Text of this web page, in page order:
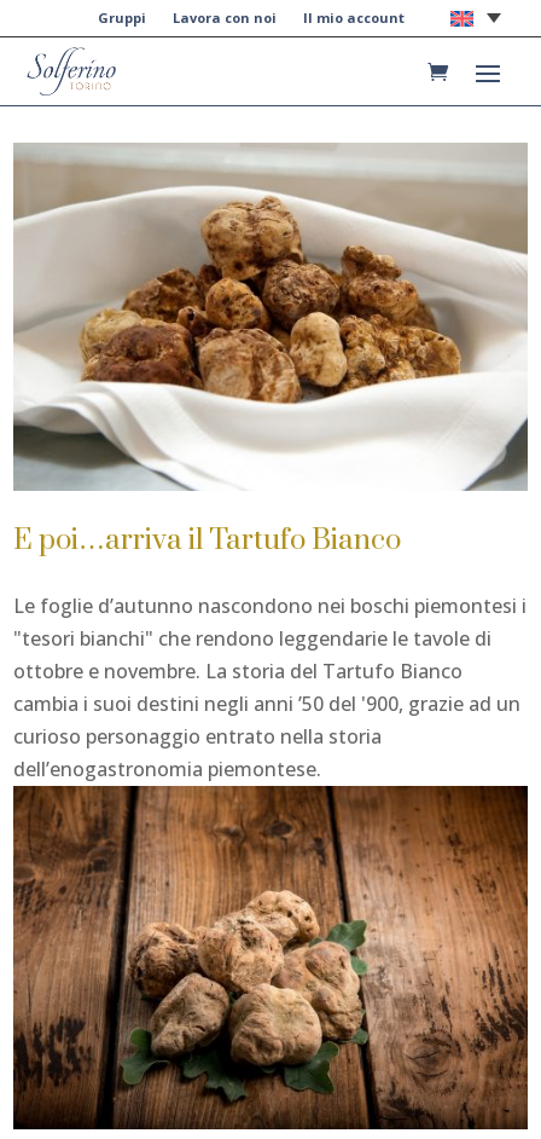
Gruppi Lavora con noi Il mio account
E poi…arriva il Tartufo Bianco
Le foglie d’autunno nascondono nei boschi piemontesi i
"tesori bianchi" che rendono leggendarie le tavole di
ottobre e novembre. La storia del Tartufo Bianco
cambia i suoi destini negli anni ’50 del '900, grazie ad un
curioso personaggio entrato nella storia
dell’enogastronomia piemontese.